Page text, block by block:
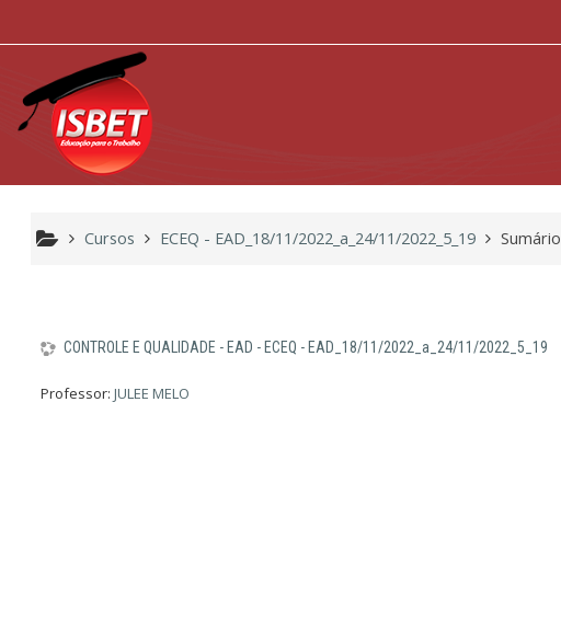
Cursos ECEQ - EAD_18/11/2022_a_24/11/2022_5_19 Sumário
CONTROLE E QUALIDADE - EAD - ECEQ - EAD_18/11/2022_a_24/11/2022_5_19
Professor:JULEE MELO